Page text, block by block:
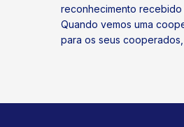
reconhecimento recebido
Quando vemos uma
para os seus